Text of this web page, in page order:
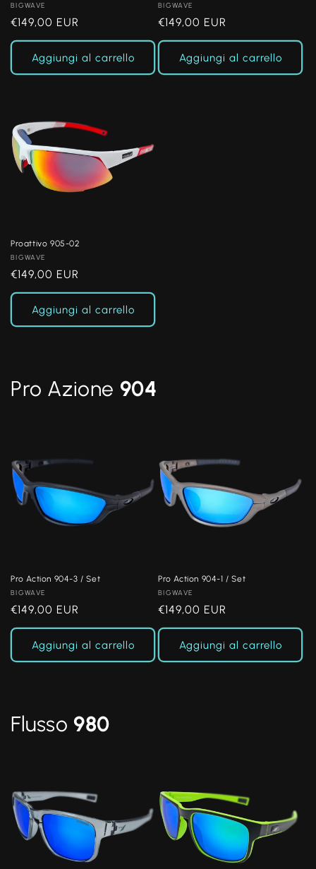
Produttore:
BIGWAVE
Prezzo
di
listino
€149,00 EUR
Aggiungi al carrello
Produttore:
BIGWAVE
Prezzo
di
listino
€149,00 EUR
Aggiungi al carrello
Proattivo 905-02
Produttore:
BIGWAVE
Prezzo
di
listino
€149,00 EUR
Aggiungi al carrello
Pro Azione 904
Pro Action 904-3 / Set
Produttore:
BIGWAVE
Prezzo
di
listino
€149,00 EUR
Aggiungi al carrello
Pro Action 904-1 / Set
Produttore:
BIGWAVE
Prezzo
di
listino
€149,00 EUR
Aggiungi al carrello
Flusso 980